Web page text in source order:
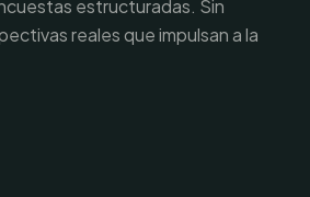
estructuradas. Sin
reales que impulsan a la